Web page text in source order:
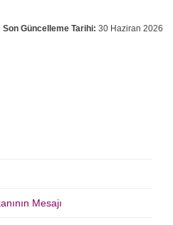
Son Güncelleme Tarihi: 30 Haziran 2026
Mesajı